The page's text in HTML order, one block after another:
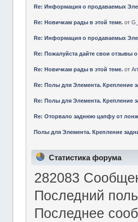
Re: Информация о продаваемых
Re: Новичкам рады в этой теме. от
Re: Информация о продаваемых
Re: Пожалуйста дайте свои отзывы
Re: Новичкам рады в этой теме. отArt
Re: Полы для Элемента. Крепление
Re: Полы для Элемента. Крепление
Re: Оторвало заднюю цапфу от
Полы для Элемента. Крепление
Статистика форума
282083
Последний
Последнее